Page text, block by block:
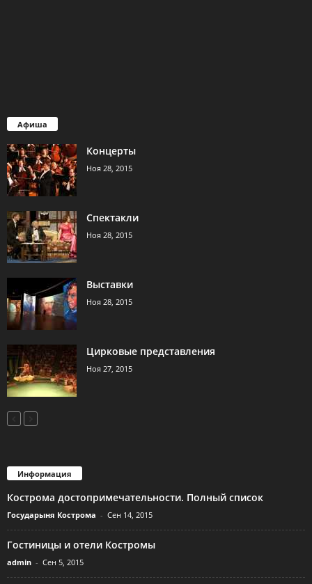
Афиша
Концерты
Ноя 28, 2015
Спектакли
Ноя 28, 2015
Выставки
Ноя 28, 2015
Цирковые представления
Ноя 27, 2015
Информация
Кострома достопримечательности. Полный список
Государыня Кострома - Сен 14, 2015
Гостиницы и отели Костромы
admin - Сен 5, 2015